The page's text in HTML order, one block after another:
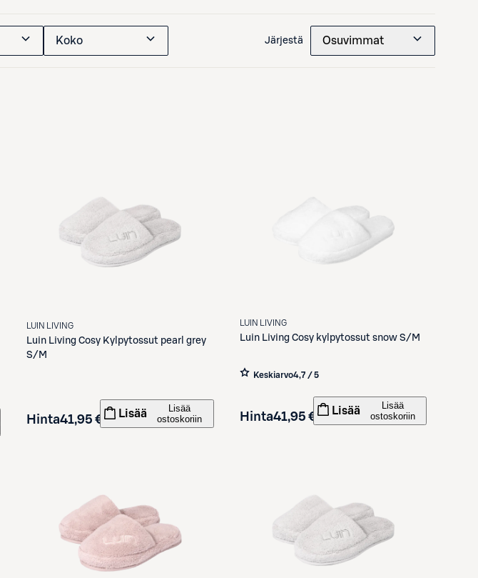
Koko Järjestä Osuvimmat
LUIN LIVING
Luin Living Cosy Kylpytossut pearl grey
S/M
Hinta41,95 € Lisää
Lisää
ostoskoriin
LUIN LIVING
Luin Living Cosy kylpytossut snow S/M
Keskiarvo4,7 / 5
Hinta41,95 € Lisää
Lisää
ostoskoriin